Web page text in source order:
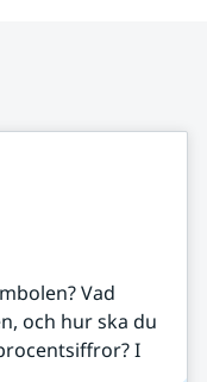
Vad
och hur ska du
I